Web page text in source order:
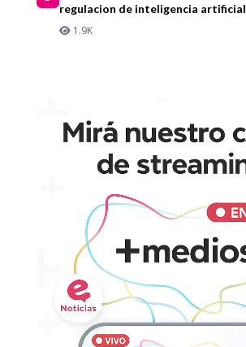
regulacion de inteligencia artificial
1.9K